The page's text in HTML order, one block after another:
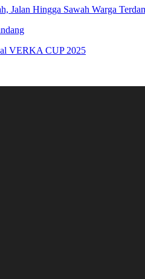
Jalan Hingga Sawah Warga
VERKA CUP 2025